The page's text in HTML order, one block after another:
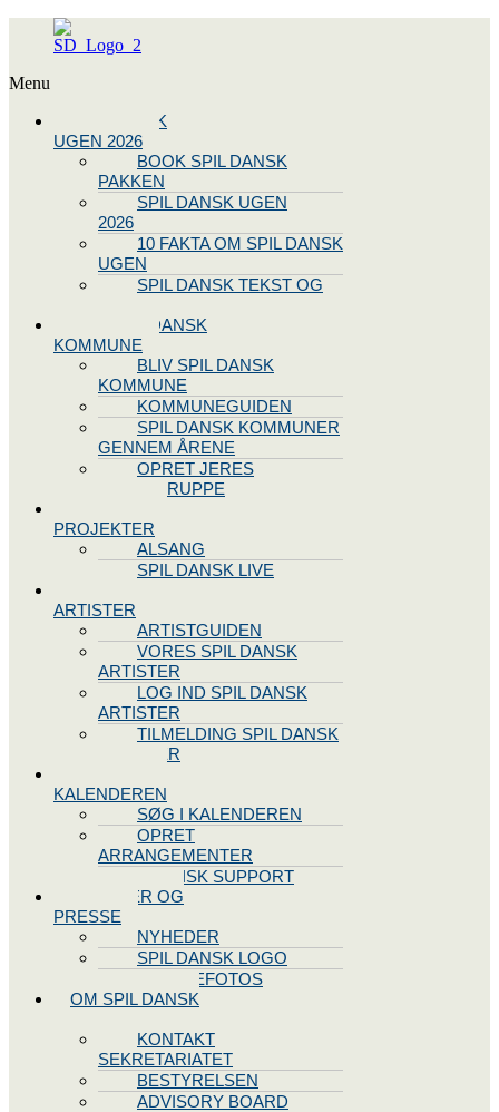
Menu
SPIL DANSK
UGEN 2026
BOOK SPIL DANSK
PAKKEN
SPIL DANSK UGEN
2026
10 FAKTA OM SPIL DANSK
UGEN
SPIL DANSK TEKST OG
BLIV SPIL DANSK
KOMMUNE
BLIV SPIL DANSK
KOMMUNE
KOMMUNEGUIDEN
SPIL DANSK KOMMUNER
GENNEM ÅRENE
OPRET JERES
STYREGRUPPE
PROJEKTER
ALSANG
SPIL DANSK LIVE
ARTISTER
ARTISTGUIDEN
VORES SPIL DANSK
ARTISTER
LOG IND SPIL DANSK
ARTISTER
TILMELDING SPIL DANSK
ARTISTER
KALENDEREN
SØG I KALENDEREN
OPRET
ARRANGEMENTER
TEKNISK SUPPORT
NYHEDER OG
PRESSE
NYHEDER
SPIL DANSK LOGO
PRESSEFOTOS
OM SPIL DANSK
KONTAKT
SEKRETARIATET
BESTYRELSEN
ADVISORY BOARD